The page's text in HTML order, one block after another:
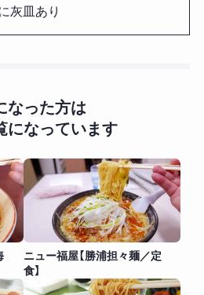
灰皿あり
なった方は
になっています
ニュー福屋【勝浦担々麺／定
食】